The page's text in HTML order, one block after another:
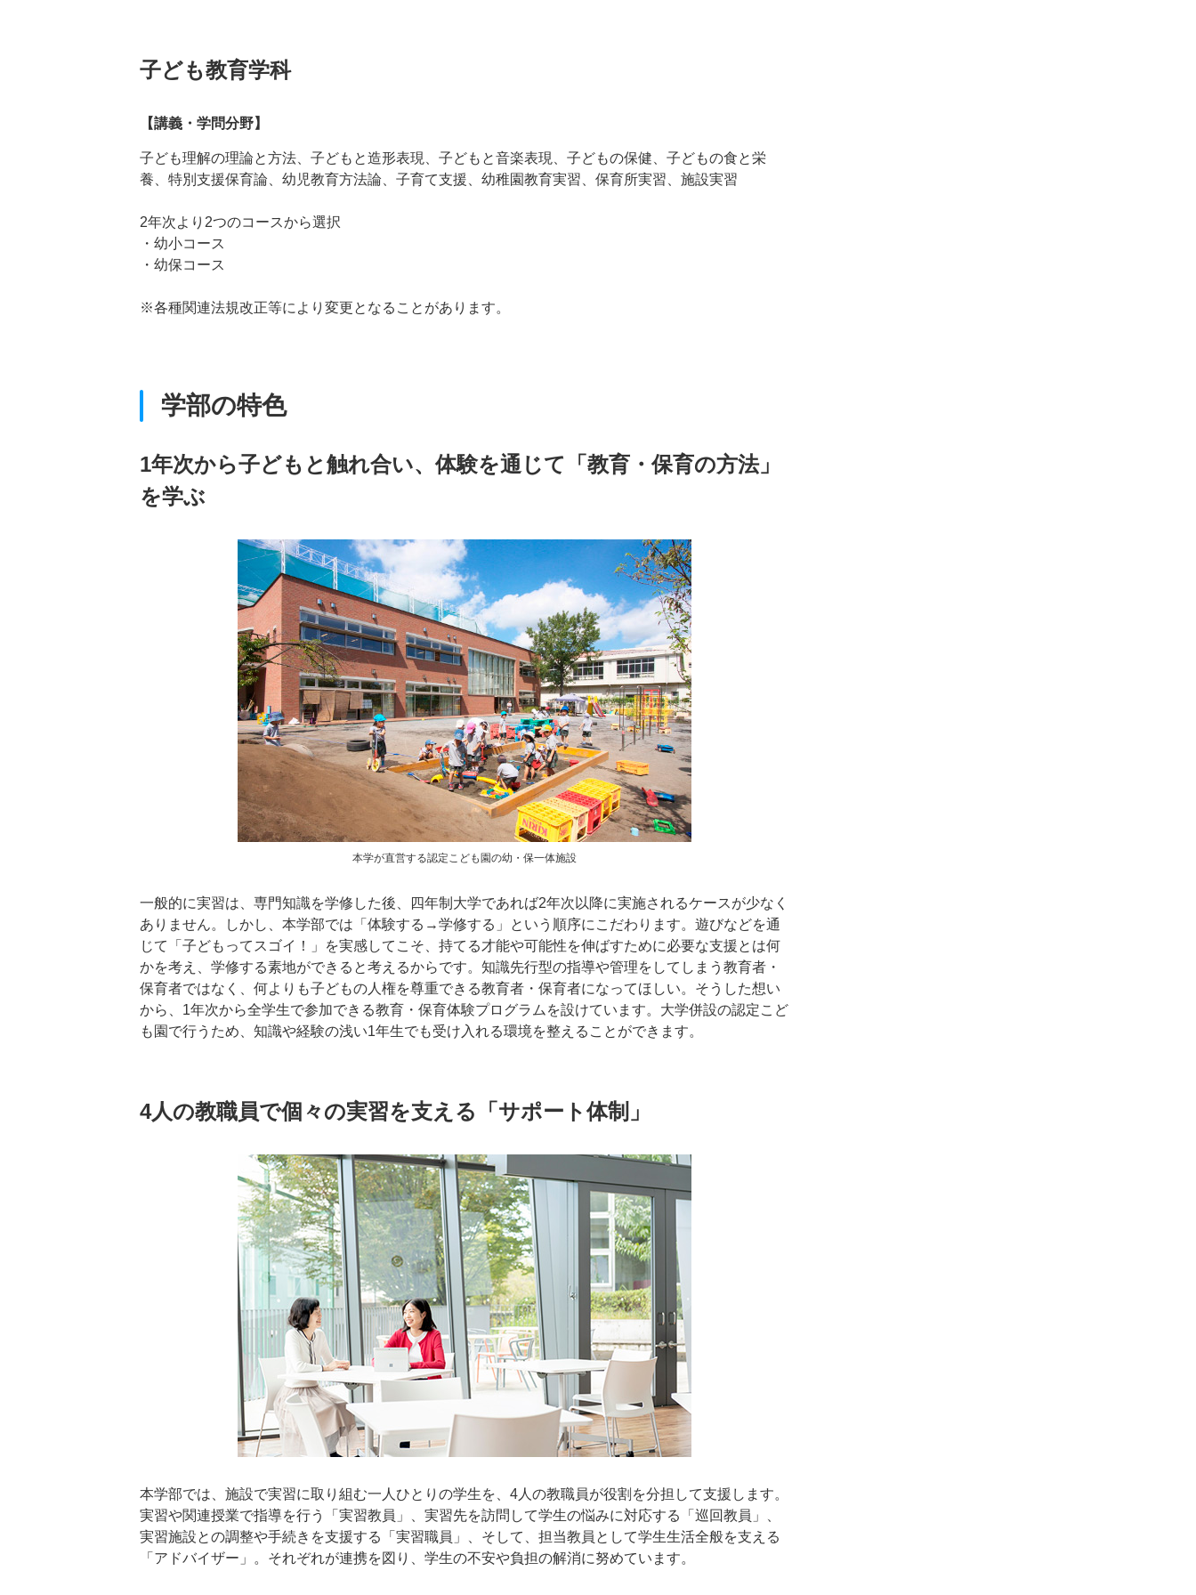
子ども教育学科
【講義・学問分野】
子ども理解の理論と方法、子どもと造形表現、子どもと音楽表現、子どもの保健、子どもの食と栄
養、特別支援保育論、幼児教育方法論、子育て支援、幼稚園教育実習、保育所実習、施設実習
2年次より2つのコースから選択
・幼小コース
・幼保コース
※各種関連法規改正等により変更となることがあります。
学部の特色
1年次から子どもと触れ合い、体験を通じて「教育・保育の方法」
を学ぶ
本学が直営する認定こども園の幼・保一体施設
一般的に実習は、専門知識を学修した後、四年制大学であれば2年次以降に実施されるケースが少なく
ありません。しかし、本学部では「体験する→学修する」という順序にこだわります。遊びなどを通
じて「子どもってスゴイ！」を実感してこそ、持てる才能や可能性を伸ばすために必要な支援とは何
かを考え、学修する素地ができると考えるからです。知識先行型の指導や管理をしてしまう教育者・
保育者ではなく、何よりも子どもの人権を尊重できる教育者・保育者になってほしい。そうした想い
から、1年次から全学生で参加できる教育・保育体験プログラムを設けています。大学併設の認定こど
も園で行うため、知識や経験の浅い1年生でも受け入れる環境を整えることができます。
4人の教職員で個々の実習を支える「サポート体制」
本学部では、施設で実習に取り組む一人ひとりの学生を、4人の教職員が役割を分担して支援します。
実習や関連授業で指導を行う「実習教員」、実習先を訪問して学生の悩みに対応する「巡回教員」、
実習施設との調整や手続きを支援する「実習職員」、そして、担当教員として学生生活全般を支える
「アドバイザー」。それぞれが連携を図り、学生の不安や負担の解消に努めています。